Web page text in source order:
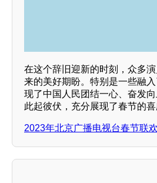
在这个辞旧迎新的时刻，众多
来的美好期盼。特别是一些融
现了中国人民团结一心、奋发
此起彼伏，充分展现了春节的喜
2023年北京广播电视台春节联